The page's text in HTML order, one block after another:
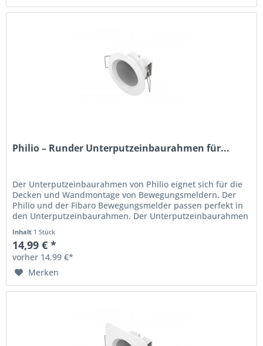
Philio – Runder Unterputzeinbaurahmen für...
Der Unterputzeinbaurahmen von Philio eignet sich für die
Decken und Wandmontage von Bewegungsmeldern. Der
Philio und der Fibaro Bewegungsmelder passen perfekt in
den Unterputzeinbaurahmen. Der Unterputzeinbaurahmen
Inhalt 1 Stück
14,99 € *
vorher 14,99 €*
Merken